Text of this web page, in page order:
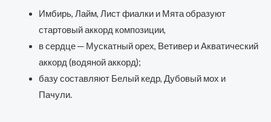
Имбирь, Лайм, Лист фиалки и Мята образуют
стартовый аккорд композиции,
в сердце ─ Мускатный орех, Ветивер и Акватический
аккорд (водяной аккорд);
базу составляют Белый кедр, Дубовый мох и
Пачули.